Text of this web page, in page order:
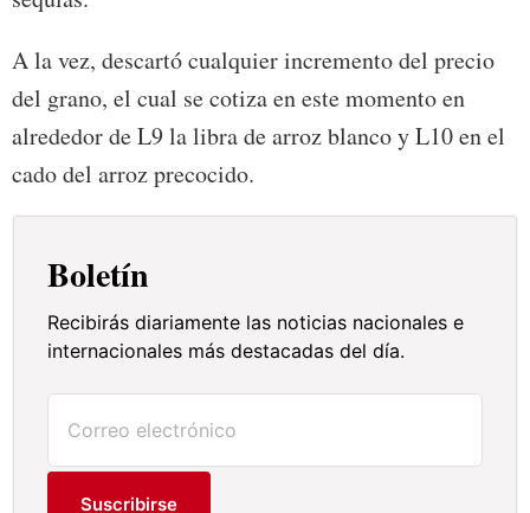
A la vez, descartó cualquier incremento del precio
del grano, el cual se cotiza en este momento en
alrededor de L9 la libra de arroz blanco y L10 en el
cado del arroz precocido.
Boletín
Recibirás diariamente las noticias nacionales e
internacionales más destacadas del día.
Suscribirse